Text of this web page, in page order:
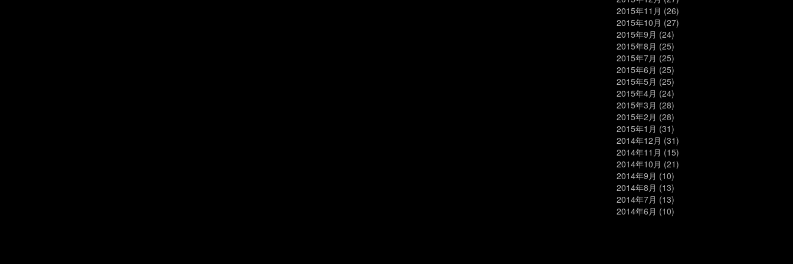
2015年11月 (26)
2015年10月 (27)
2015年9月 (24)
2015年8月 (25)
2015年7月 (25)
2015年6月 (25)
2015年5月 (25)
2015年4月 (24)
2015年3月 (28)
2015年2月 (28)
2015年1月 (31)
2014年12月 (31)
2014年11月 (15)
2014年10月 (21)
2014年9月 (10)
2014年8月 (13)
2014年7月 (13)
2014年6月 (10)